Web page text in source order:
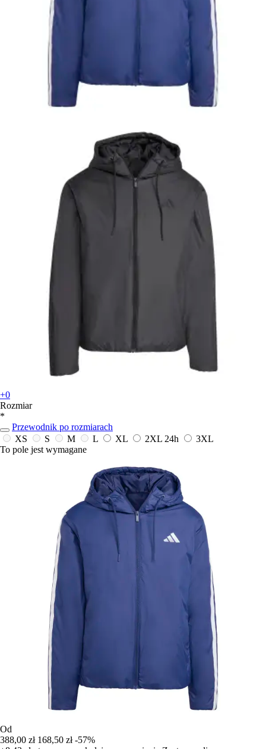
+0
Rozmiar
*
Przewodnik po rozmiarach
XS
S M L XL 2XL 24h
3XL
To pole jest wymagane
Od
388,00 zł 168,50 zł -57%